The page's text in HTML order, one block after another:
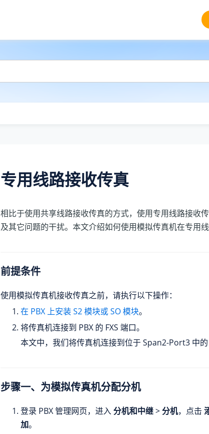
专用线路接收传真
相比于使用共享线路接收传真的方式，使用专用线路接收
及其它问题的干扰。本文介绍如何使用模拟传真机在专用
前提条件
使用模拟传真机接收传真之前，请执行以下操作：
在 PBX 上安装 S2 模块或 SO 模块。
将传真机连接到 PBX 的 FXS 端口。
本文中，我们将传真机连接到位于 Span2-Port3 中的
步骤一、为模拟传真机分配分机
登录 PBX 管理网页，进入分机和中继>分机，点击
加。